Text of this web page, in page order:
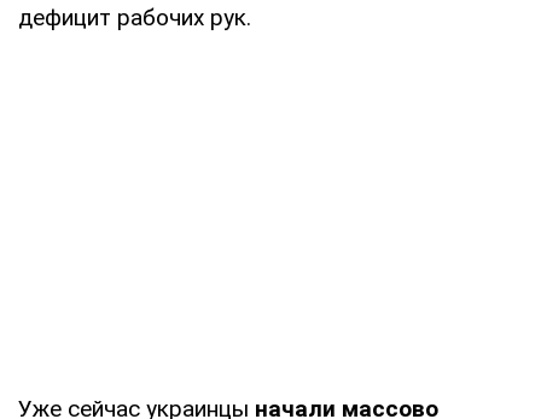
дефицит рабочих рук.
Уже сейчас украинцы начали массово